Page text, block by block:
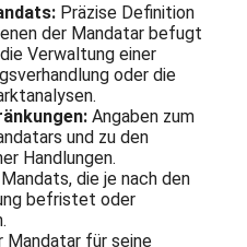
Präzise Definition
der Mandatar befugt
Verwaltung einer
oder die
Angaben zum
und zu den
Handlungen.
die je nach den
befristet oder
Mandatar für seine